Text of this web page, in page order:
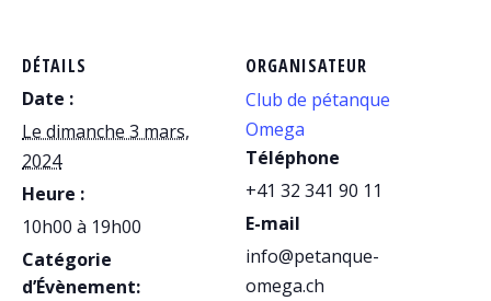
DÉTAILS
Date :
Le dimanche 3 mars,
2024
Heure :
10h00 à 19h00
Catégorie
d’Évènement:
ORGANISATEUR
Club de pétanque
Omega
Téléphone
+41 32 341 90 11
E-mail
info@petanque-
omega.ch